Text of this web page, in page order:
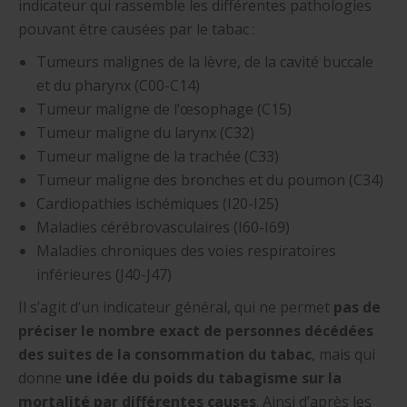
indicateur qui rassemble les différentes pathologies
pouvant être causées par le tabac :
Tumeurs malignes de la lèvre, de la cavité buccale
et du pharynx (C00-C14)
Tumeur maligne de l’œsophage (C15)
Tumeur maligne du larynx (C32)
Tumeur maligne de la trachée (C33)
Tumeur maligne des bronches et du poumon (C34)
Cardiopathies ischémiques (I20-I25)
Maladies cérébrovasculaires (I60-I69)
Maladies chroniques des voies respiratoires
inférieures (J40-J47)
Il s’agit d’un indicateur général, qui ne permet pas de
préciser le nombre exact de personnes décédées
des suites de la consommation du tabac, mais qui
donne une idée du poids du tabagisme sur la
mortalité par différentes causes. Ainsi d’après les